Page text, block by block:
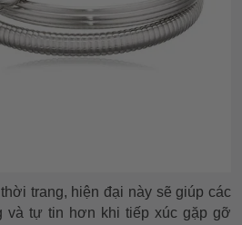
trang, hiện đại này sẽ giúp các
và tự tin hơn khi tiếp xúc gặp gỡ